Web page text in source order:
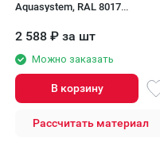
Aquasystem, RAL 8017
2 588 ₽ за шт
Можно заказать
В корзину
Рассчитать материал